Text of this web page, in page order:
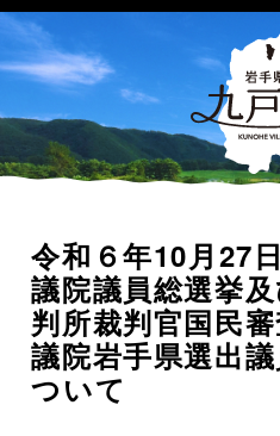
令和６年10月27
議院議員総選挙
判所裁判官国民
議院岩手県選出
ついて